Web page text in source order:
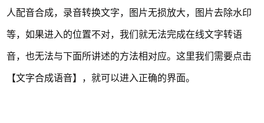
人配音合成，录音转换文字，图片无损放大，图片去除水印
等，如果进入的位置不对，我们就无法完成在线文字转语
音，也无法与下面所讲述的方法相对应。这里我们需要点击
【文字合成语音】，就可以进入正确的界面。